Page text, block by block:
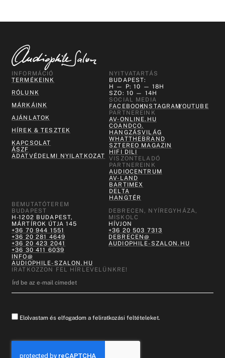
INFORMÁCIÓ
TERMÉKEINK
RÓLUNK
MÁRKÁINK
AJÁNLATOK
HÍREK & TESZTEK
KAPCSOLAT
ÁSZF
ADATVÉDELMI NYILATKOZAT
NYITVATARTÁS
BUDAPEST:
H — P: 10 — 18H
SZO: 10 — 14H
SOCIAL MEDIA
FACEBOOKINSTAGRAMYOUTUBE
PARTNEREINK
AV-ONLINE.HU
COANDCO.
HANGZÁSVILÁG
WHATTHEBRAND
SZTEREO MAGAZIN
HIFI DILI
VISZONTELADÓ
PARTNEREINK
AUDIOCENTRUM
AV-LAND
BARTIMEX
DELTA
HANGTÉR
BEMUTATÓTEREM
BUDAPEST
H-1202 BUDAPEST,
MÁRTÍROK ÚTJA 145
+36 70 944 1551
+36 20 281 4649
+36 20 423 2041
+36 30 411 6039
INFO@
AUDIOPHILE-SZALON.HU
DEBRECEN, NYÍREGYHÁZA,
MISKOLC
HÍVJON
+36 20 503 7313
DEBRECEN@
AUDIOPHILE-SZALON.HU
IRATKOZZON FEL HÍRLEVELÜNKRE!
Elolvastam és elfogadom a feliratkozási feltételeket.